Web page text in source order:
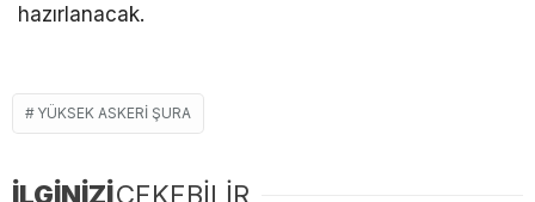
hazırlanacak.
YÜKSEK ASKERI ŞURA
İLGİNİZİÇEKEBİLİR